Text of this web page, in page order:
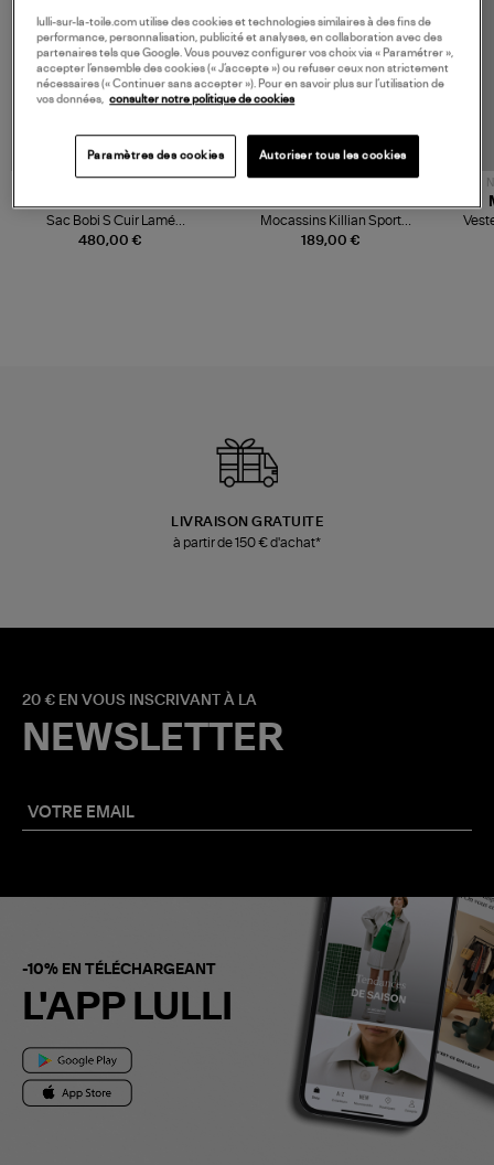
480,00 €
Sac Bobi S Cuir Lamé
Champagne
189,00 €
Mocassins Killian Sport
Mousse
LIVRAISON GRATUITE
à partir de 150 € d'achat*
20 € EN VOUS INSCRIVANT À LA
NEWSLETTER
-10% EN TÉLÉCHARGEANT
L'APP LULLI
lulli-sur-la-toile.com utilise des cookies et technologies similaires à des fins de
performance, personnalisation, publicité et analyses, en collaboration avec des
partenaires tels que Google. Vous pouvez configurer vos choix via « Paramétrer »,
accepter l’ensemble des cookies (« J’accepte ») ou refuser ceux non strictement
nécessaires (« Continuer sans accepter »). Pour en savoir plus sur l’utilisation de
vos données, consulter notre politique de cookies
Paramètres des cookies Autoriser tous les cookies